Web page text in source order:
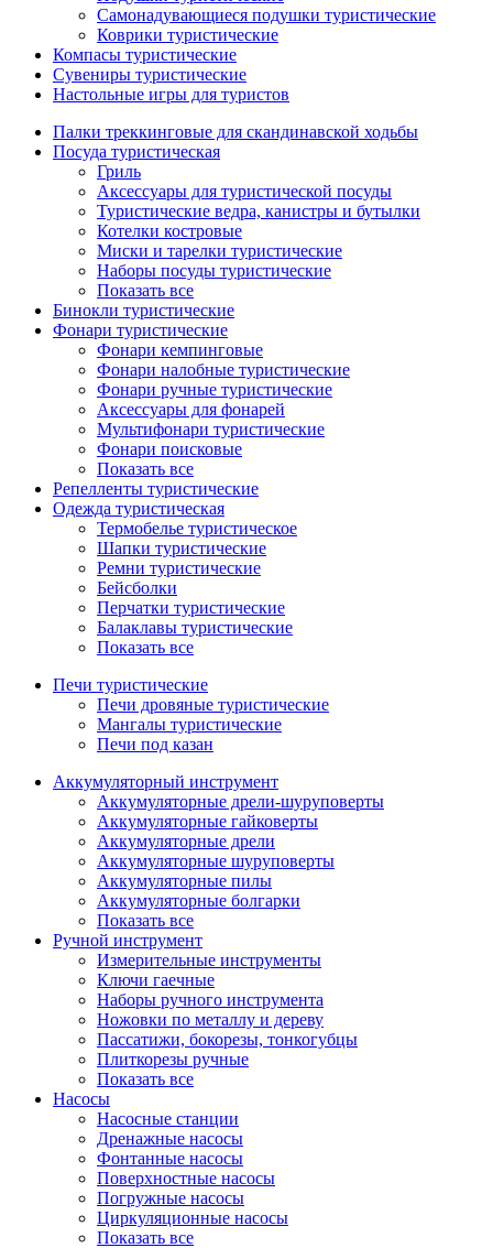
Самонадувающиеся подушки туристические
Коврики туристические
Компасы туристические
Сувениры туристические
Настольные игры для туристов
Палки треккинговые для скандинавской ходьбы
Посуда туристическая
Гриль
Аксессуары для туристической посуды
Туристические ведра, канистры и бутылки
Котелки костровые
Миски и тарелки туристические
Наборы посуды туристические
Показать все
Бинокли туристические
Фонари туристические
Фонари кемпинговые
Фонари налобные туристические
Фонари ручные туристические
Аксессуары для фонарей
Мультифонари туристические
Фонари поисковые
Показать все
Репелленты туристические
Одежда туристическая
Термобелье туристическое
Шапки туристические
Ремни туристические
Бейсболки
Перчатки туристические
Балаклавы туристические
Показать все
Печи туристические
Печи дровяные туристические
Мангалы туристические
Печи под казан
Аккумуляторный инструмент
Аккумуляторные дрели-шуруповерты
Аккумуляторные гайковерты
Аккумуляторные дрели
Аккумуляторные шуруповерты
Аккумуляторные пилы
Аккумуляторные болгарки
Показать все
Ручной инструмент
Измерительные инструменты
Ключи гаечные
Наборы ручного инструмента
Ножовки по металлу и дереву
Пассатижи, бокорезы, тонкогубцы
Плиткорезы ручные
Показать все
Насосы
Насосные станции
Дренажные насосы
Фонтанные насосы
Поверхностные насосы
Погружные насосы
Циркуляционные насосы
Показать все